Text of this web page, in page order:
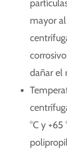
mayor
dañar el
°C y +65